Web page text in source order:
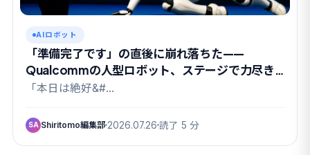
AIロボット
「準備完了です」の直後に崩れ落ちた——
Qualcommの人型ロボット、ステージで力尽き
る
「本日は絶好&#…
SA Shiritomo編集部 2026.07.26 読了 5 分